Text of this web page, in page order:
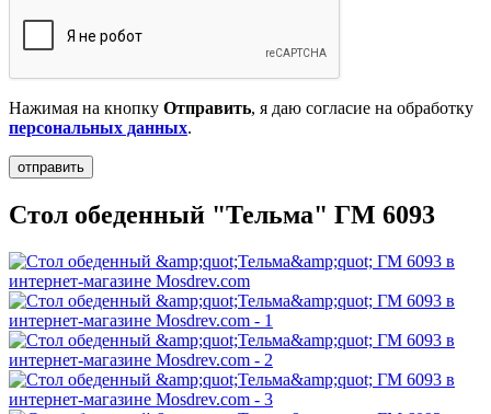
Нажимая на кнопку Отправить, я даю согласие на обработку
персональных данных.
Стол обеденный "Тельма" ГМ 6093